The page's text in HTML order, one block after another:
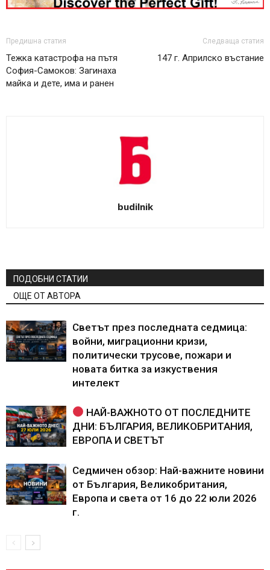
Предишна статия
Тежка катастрофа на пътя
София-Самоков: Загинаха
майка и дете, има и ранен
Следваща статия
147 г. Априлско въстание
budilnik
ПОДОБНИ СТАТИИ
ОЩЕ ОТ АВТОРА
Светът през последната седмица:
войни, миграционни кризи,
политически трусове, пожари и
новата битка за изкуствения
интелект
НАЙ-ВАЖНОТО ОТ ПОСЛЕДНИТЕ
ДНИ: БЪЛГАРИЯ, ВЕЛИКОБРИТАНИЯ,
ЕВРОПА И СВЕТЪТ
Седмичен обзор: Най-важните новини
от България, Великобритания,
Европа и света от 16 до 22 юли 2026
г.